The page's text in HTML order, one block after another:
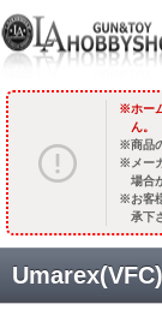
ホー
ん。
商品
メー
場合
お客
承下